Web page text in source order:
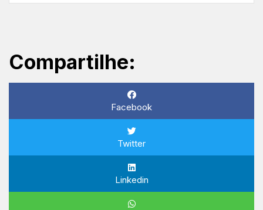
Compartilhe:
Facebook
Twitter
Linkedin